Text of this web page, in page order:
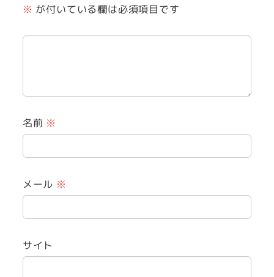
※ が付いている欄は必須項目です
名前 ※
メール ※
サイト